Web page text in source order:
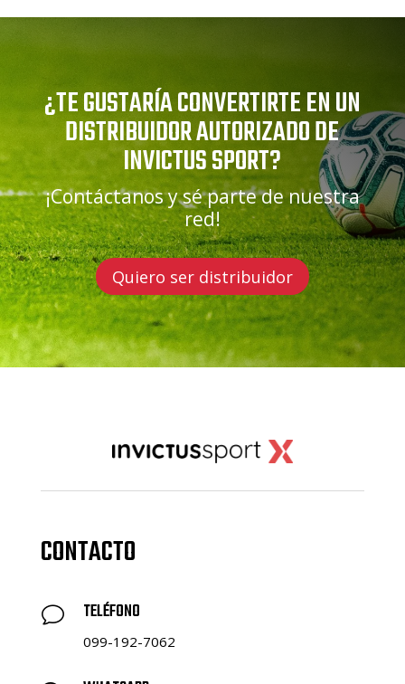
¿TE GUSTARÍA CONVERTIRTE EN UN
DISTRIBUIDOR AUTORIZADO DE
INVICTUS SPORT?
¡Contáctanos y sé parte de nuestra
red!
Quiero ser distribuidor
CONTACTO
v TELÉFONO
099-192-7062